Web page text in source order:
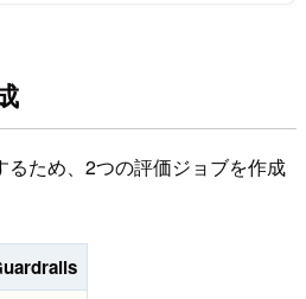
ため、2つの評価ジョブを作成